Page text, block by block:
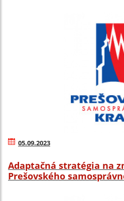
05.09.2023
Adaptačná stratégia na
Prešovského